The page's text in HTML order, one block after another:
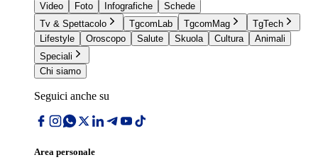
Video
Foto Infografiche
Schede
Tv & Spettacolo
TgcomLab TgcomMag
TgTech
Lifestyle
Oroscopo Salute Skuola Cultura
Animali
Speciali
Chi siamo
Seguici anche su
Area personale